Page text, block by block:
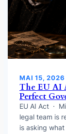
MAI 15, 2026
The EU AI
Perfect
EU AI Act ·
legal team is
is asking